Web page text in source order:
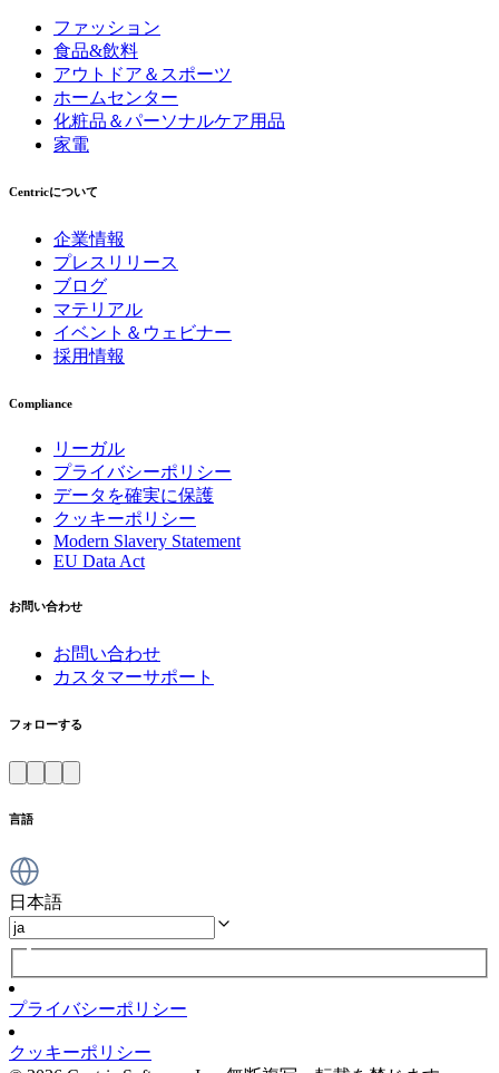
ファッション
食品&飲料
アウトドア＆スポーツ
ホームセンター
化粧品＆パーソナルケア用品
家電
Centricについて
企業情報
プレスリリース
ブログ
マテリアル
イベント＆ウェビナー
採用情報
Compliance
リーガル
プライバシーポリシー
データを確実に保護
クッキーポリシー
Modern Slavery Statement
EU Data Act
お問い合わせ
お問い合わせ
カスタマーサポート
フォローする
言語
日本語
プライバシーポリシー
クッキーポリシー